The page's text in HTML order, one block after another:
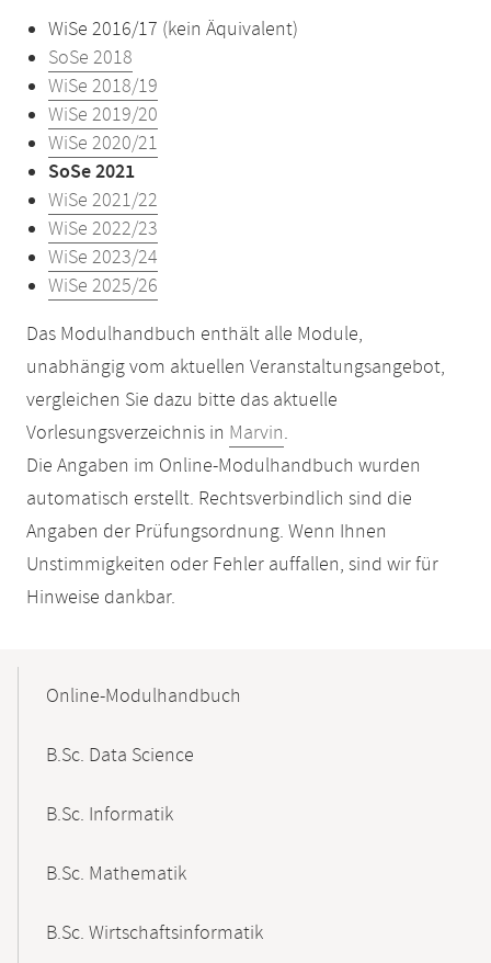
WiSe 2016/17 (kein Äquivalent)
SoSe 2018
WiSe 2018/19
WiSe 2019/20
WiSe 2020/21
SoSe 2021
WiSe 2021/22
WiSe 2022/23
WiSe 2023/24
WiSe 2025/26
Das Modulhandbuch enthält alle Module,
unabhängig vom aktuellen Veranstaltungsangebot,
vergleichen Sie dazu bitte das aktuelle
Vorlesungsverzeichnis in Marvin.
Die Angaben im Online-Modulhandbuch wurden
automatisch erstellt. Rechtsverbindlich sind die
Angaben der Prüfungsordnung. Wenn Ihnen
Unstimmigkeiten oder Fehler auffallen, sind wir für
Hinweise dankbar.
NavigationOnline-Modulhandbuch
B.Sc. Data Science
B.Sc. Informatik
B.Sc. Mathematik
B.Sc. Wirtschaftsinformatik